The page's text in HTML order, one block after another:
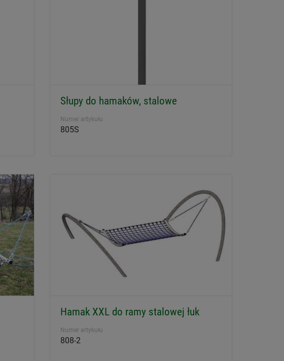
Słupy do hamaków, stalowe
Numer artykułu
805S
Hamak XXL do ramy stalowej łuk
Numer artykułu
808-2